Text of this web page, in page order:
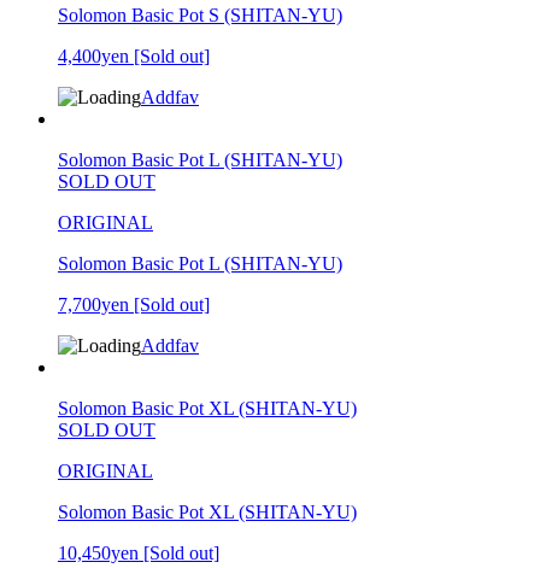
Solomon Basic Pot S (SHITAN-YU)
4,400yen [Sold out]
Addfav
Solomon Basic Pot L (SHITAN-YU)
SOLD OUT
ORIGINAL
Solomon Basic Pot L (SHITAN-YU)
7,700yen [Sold out]
Addfav
Solomon Basic Pot XL (SHITAN-YU)
SOLD OUT
ORIGINAL
Solomon Basic Pot XL (SHITAN-YU)
10,450yen [Sold out]